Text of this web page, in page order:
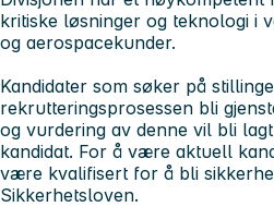
kritiske løsninger og teknologi i
og aerospacekunder.
Kandidater som søker på
rekrutteringsprosessen bli
og vurdering av denne vil bli
kandidat. For å være aktuell
være kvalifisert for å bli
Sikkerhetsloven.